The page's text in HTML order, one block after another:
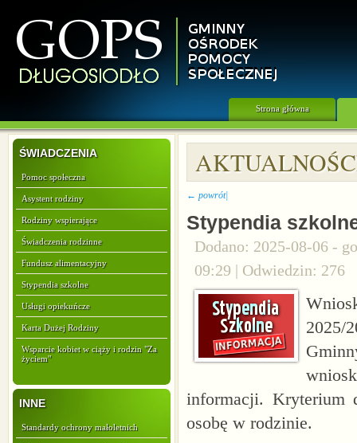
Strona główna
ŚWIADCZENIA
Pomoc społeczna
Asystent rodziny
Rodziny wspierające
Świadczenia rodzinne
Fundusz alimentacyjny
Stypendia szkolne
Usługi opiekuńcze
Karta Dużej Rodziny
Wsparcie kobiet w ciąży i rodzin "Za
życiem"
INNE
Standardy ochrony małoletnich
← powrót|
Stypendia
Dodano: 2025-08-06 -
09:29 | Odwiedzin: 276
2025/
informacji. Kryterium
osobę w rodzinie.